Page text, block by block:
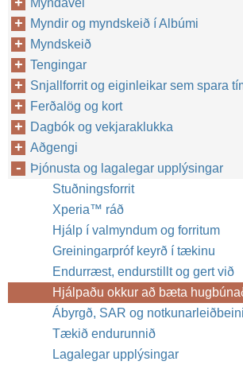
Myndavél
Myndir og myndskeið í Albúmi
Myndskeið
Tengingar
Snjallforrit og eiginleikar sem spara
Ferðalög og kort
Dagbók og vekjaraklukka
Aðgengi
Þjónusta og lagalegar upplýsingar
Stuðningsforrit
Xperia™‎ ráð
Hjálp í valmyndum og forritum
Greiningarpróf keyrð í tækinu
Endurræst, endurstillt og gert við
Hjálpaðu okkur að bæta
Ábyrgð, SAR og
Tækið endurunnið
Lagalegar upplýsingar